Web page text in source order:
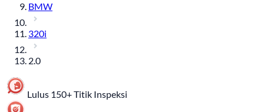
BMW
320i
2.0
Lulus 150+ Titik Inspeksi